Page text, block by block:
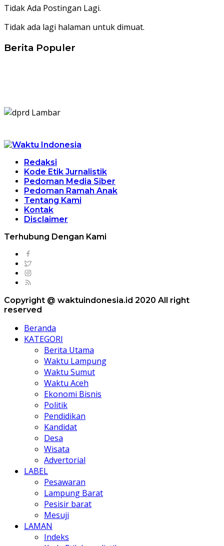
Tidak Ada Postingan Lagi.
Tidak ada lagi halaman untuk dimuat.
Berita Populer
Redaksi
Kode Etik Jurnalistik
Pedoman Media Siber
Pedoman Ramah Anak
Tentang Kami
Kontak
Disclaimer
Terhubung Dengan Kami
Copyright @ waktuindonesia.id 2020 All right
reserved
Beranda
KATEGORI
Berita Utama
Waktu Lampung
Waktu Sumut
Waktu Aceh
Ekonomi Bisnis
Politik
Pendidikan
Kandidat
Desa
Wisata
Advertorial
LABEL
Pesawaran
Lampung Barat
Pesisir barat
Mesuji
LAMAN
Indeks